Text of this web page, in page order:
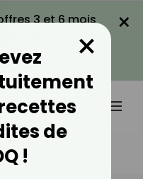
3 et 6 mois
×
de
!
×